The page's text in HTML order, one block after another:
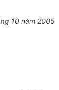
10 năm 2005